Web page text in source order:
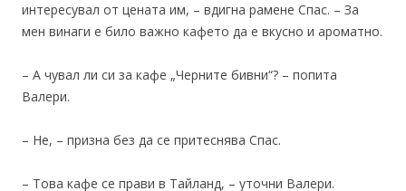
интересувал от цената им, – вдигна рамене Спас. – За
мен винаги е било важно кафето да е вкусно и ароматно.
– А чувал ли си за кафе „Черните бивни“? – попита
Валери.
– Не, – призна без да се притеснява Спас.
– Това кафе се прави в Тайланд, – уточни Валери.